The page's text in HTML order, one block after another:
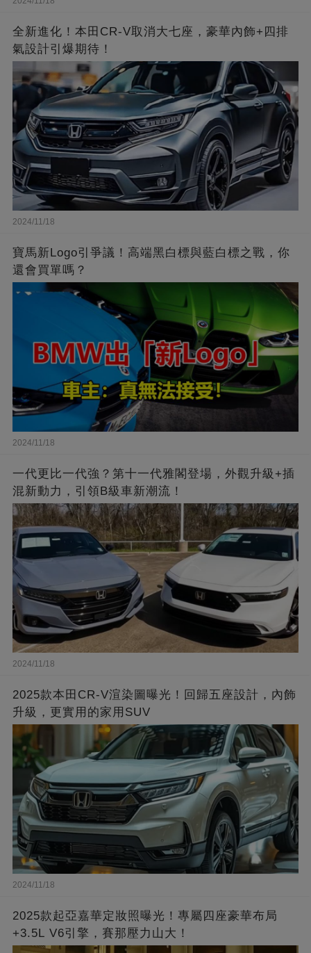
全新進化！本田CR-V取消大七座，豪華內飾+四排
氣設計引爆期待！
2024/11/18
寶馬新Logo引爭議！高端黑白標與藍白標之戰，你
還會買單嗎？
2024/11/18
一代更比一代強？第十一代雅閣登場，外觀升級+插
混新動力，引領B級車新潮流！
2024/11/18
2025款本田CR-V渲染圖曝光！回歸五座設計，內飾
升級，更實用的家用SUV
2024/11/18
2025款起亞嘉華定妝照曝光！專屬四座豪華布局
+3.5L V6引擎，賽那壓力山大！